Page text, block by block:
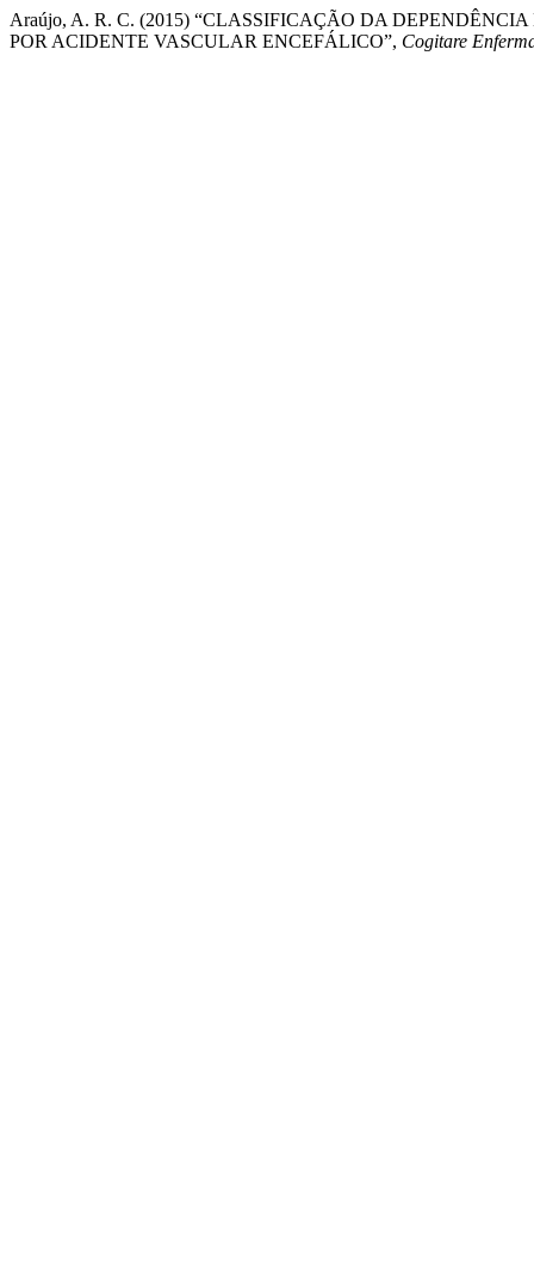
Araújo, A. R. C. (2015) “CLASSIFICAÇÃO DA
POR ACIDENTE VASCULAR ENCEFÁLICO”, Cogitare